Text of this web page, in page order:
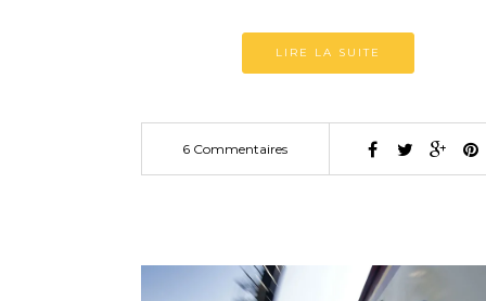
LIRE LA SUITE
6 Commentaires